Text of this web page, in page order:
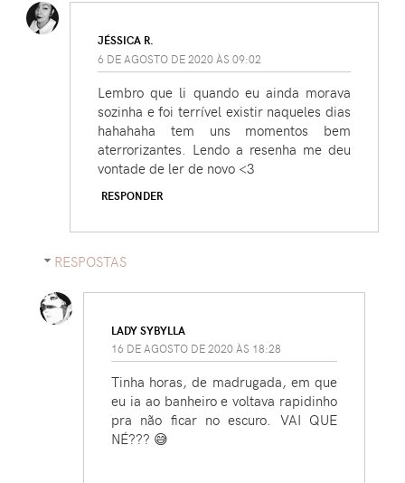
JÉSSICA R.
6 DE AGOSTO DE 2020 ÀS 09:02
Lembro que li quando eu ainda morava
sozinha e foi terrível existir naqueles dias
hahahaha tem uns momentos bem
aterrorizantes. Lendo a resenha me deu
vontade de ler de novo <3
RESPONDER
RESPOSTAS
LADY SYBYLLA
16 DE AGOSTO DE 2020 ÀS 18:28
Tinha horas, de madrugada, em que
eu ia ao banheiro e voltava rapidinho
pra não ficar no escuro. VAI QUE
NÉ??? 😅